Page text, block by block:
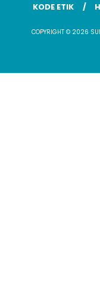
KODE ETIK
COPYRIGHT © 2026